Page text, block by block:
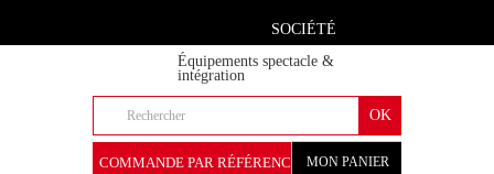
SOCIÉTÉ
Équipements spectacle &
intégration
MON PANIER
COMMANDE PAR RÉFÉRENCE